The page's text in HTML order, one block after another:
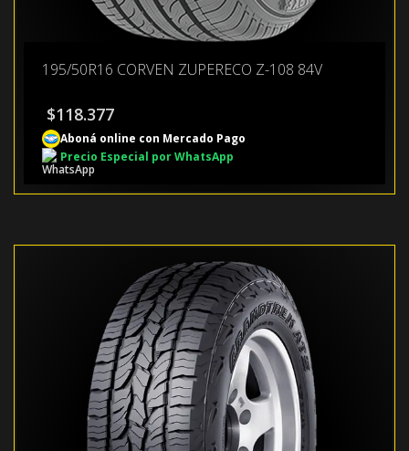
195/50R16 CORVEN ZUPERECO Z-108 84V
$118.377
Aboná online con Mercado Pago
Precio Especial por WhatsApp